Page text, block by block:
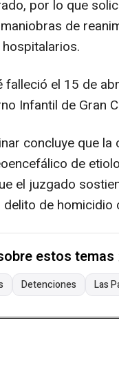
por lo que
de
falleció el 15 de
Infantil de Gran
concluye que la
de
el juzgado
de homicidio
estos temas
Detenciones Las